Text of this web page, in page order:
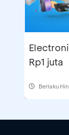
Rp1 juta
Berlaku